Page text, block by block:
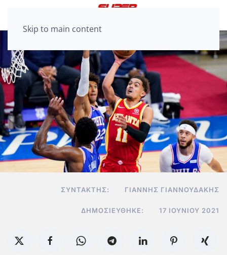
Skip to main content
ΣΥΝΤΆΚΤΗΣ: ΓΙΆΝΝΗΣ ΓΙΑΝΝΟΥΔΆΚΗΣ
ΔΗΜΟΣΙΕΎΘΗΚΕ: 17 ΙΟΥΝΊΟΥ 2021